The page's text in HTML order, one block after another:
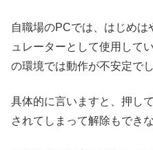
自職場のPCでは、はじめは
ュレーターとして使用して
の環境では動作が不安定でし
具体的に言いますと、押し
されてしまって解除もできな